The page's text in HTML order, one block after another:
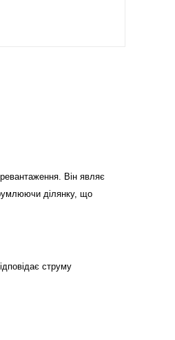
Він являє
ділянку, що
струму